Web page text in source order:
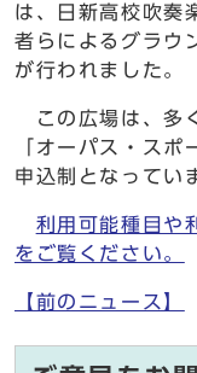
は、日新高校吹奏
者らによるグラウ
が行われました。
この広場は、多
「オーパス・ス
申込制となってい
利用可能種目や
をご覧ください。
【前のニュース】